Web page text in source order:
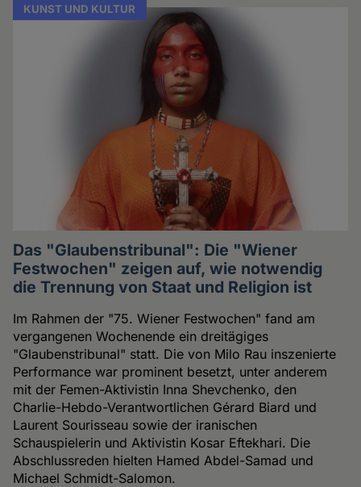
KUNST UND KULTUR
Das "Glaubenstribunal": Die "Wiener
Festwochen" zeigen auf, wie notwendig
die Trennung von Staat und Religion ist
Im Rahmen der "75. Wiener Festwochen" fand am
vergangenen Wochenende ein dreitägiges
"Glaubenstribunal" statt. Die von Milo Rau inszenierte
Performance war prominent besetzt, unter anderem
mit der Femen-Aktivistin Inna Shevchenko, den
Charlie-Hebdo-Verantwortlichen Gérard Biard und
Laurent Sourisseau sowie der iranischen
Schauspielerin und Aktivistin Kosar Eftekhari. Die
Abschlussreden hielten Hamed Abdel-Samad und
Michael Schmidt-Salomon.